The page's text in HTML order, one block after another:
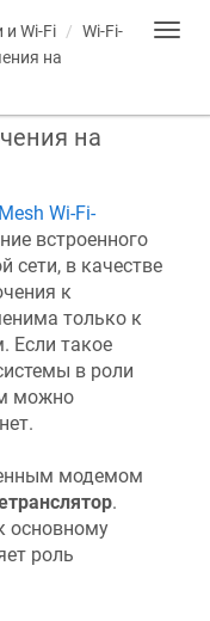
и Wi-Fi
Wi-Fi-
на
на
Mesh Wi-Fi-
встроенного
сети, в качестве
к
только к
Если такое
в роли
можно
модемом
.
основному
роль